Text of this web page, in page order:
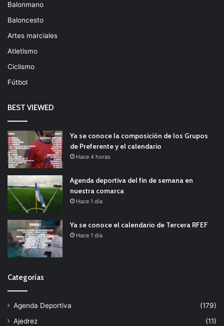
Balonmano
Baloncesto
Artes marciales
Atletismo
Ciclismo
Fútbol
BEST VIEWED
Ya se conoce la composición de los Grupos
de Preferente y el calendario
Hace 4 horas
Agenda deportiva del fin de semana en
nuestra comarca
Hace 1 día
Ya se conoce el calendario de Tercera RFEF
Hace 1 día
Categorías
Agenda Deportiva
(179)
Ajedrez
(11)